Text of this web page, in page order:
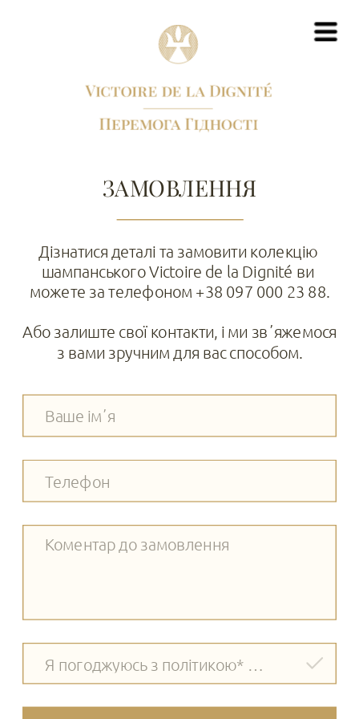
Я погоджуюсь з політикою* обробки даних
ЗАМОВЛЕННЯ
Дізнатися деталі та замовити колекцію
шампанського Victoire de la Dignité ви
можете за телефоном +38 097 000 23 88.
Або залиште свої контакти, і ми звʼяжемося
з вами зручним для вас способом.